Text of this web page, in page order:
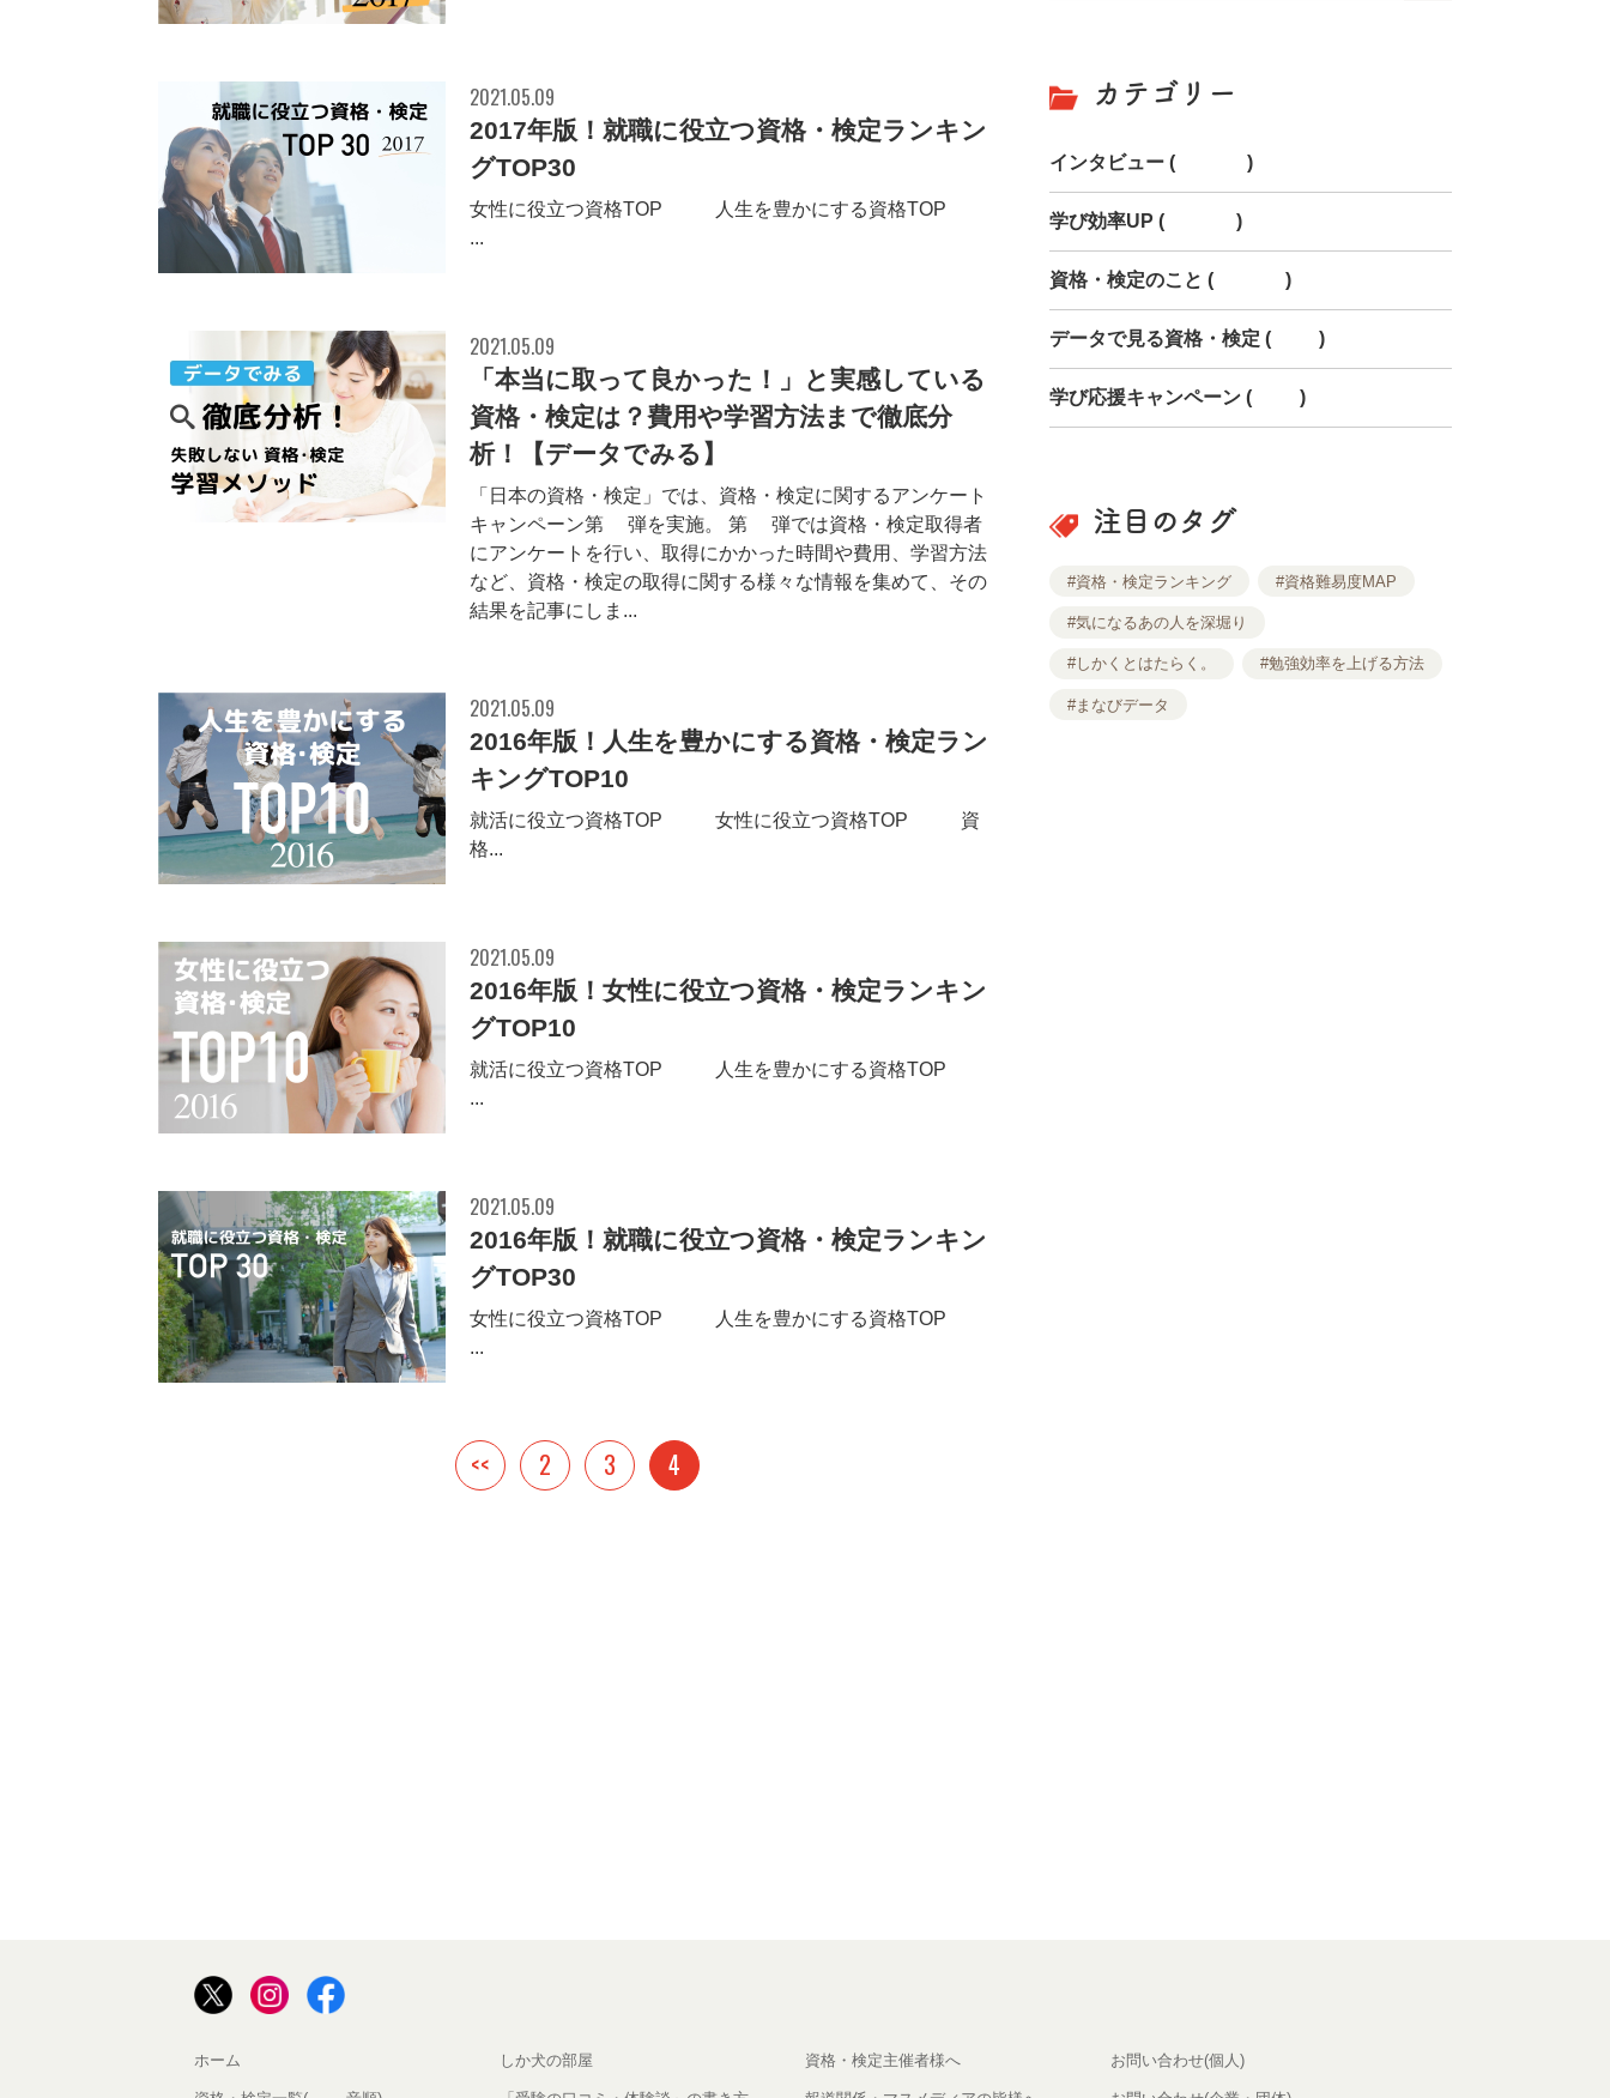
2021.05.09
2017年版！就職に役立つ資格・検定ランキン
グTOP30
女性に役立つ資格TOP10 人生を豊かにする資格TOP10
...
2021.05.09
「本当に取って良かった！」と実感している
資格・検定は？費用や学習方法まで徹底分
析！【データでみる】
「日本の資格・検定」では、資格・検定に関するアンケート
キャンペーン第2弾を実施。 第2弾では資格・検定取得者
にアンケートを行い、取得にかかった時間や費用、学習方法
など、資格・検定の取得に関する様々な情報を集めて、その
結果を記事にしま...
2021.05.09
2016年版！人生を豊かにする資格・検定ラン
キングTOP10
就活に役立つ資格TOP30 女性に役立つ資格TOP10 資
格...
2021.05.09
2016年版！女性に役立つ資格・検定ランキン
グTOP10
就活に役立つ資格TOP30 人生を豊かにする資格TOP10
...
2021.05.09
2016年版！就職に役立つ資格・検定ランキン
グTOP30
女性に役立つ資格TOP10 人生を豊かにする資格TOP10
...
<< 2 3 4
カテゴリー
インタビュー (154)
学び効率UP (268)
資格・検定のこと (150)
データで見る資格・検定 (85)
学び応援キャンペーン (78)
注目のタグ
#資格・検定ランキング #資格難易度MAP
#気になるあの人を深堀り
#しかくとはたらく。 #勉強効率を上げる方法
#まなびデータ
ホーム しか犬の部屋 資格・検定主催者様へ お問い合わせ(個人)